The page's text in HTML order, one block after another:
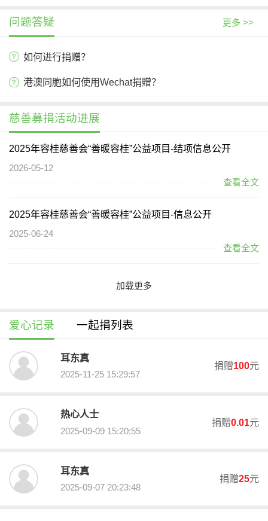
4、义卖活动：
③2025年2月，开展“开库广济，乐善容桂”慈善义卖活动；
5、长期关锁精神病救助：2025年5月-2025年9月，摸排容桂辖区长
三、信息公开阶段：本慈善募捐活动将每三个月于慈链公益平台及
慈善募捐活动预算
问题答疑 更多 >>
如何进行捐赠？
港澳同胞如何使用Wechat捐贈？
慈善募捐活动进展
2025年容桂慈善会“善暖容桂”公益项目-结项信息公开
2026-05-12
查看全文
2025年容桂慈善会“善暖容桂”公益项目-信息公开
2025-06-24
查看全文
加载更多
爱心记录 一起捐列表
耳东真
2025-11-25 15:29:57
捐赠100元
热心人士
2025-09-09 15:20:55
捐赠0.01 元
耳东真
2025-09-07 20:23:48
捐赠25元